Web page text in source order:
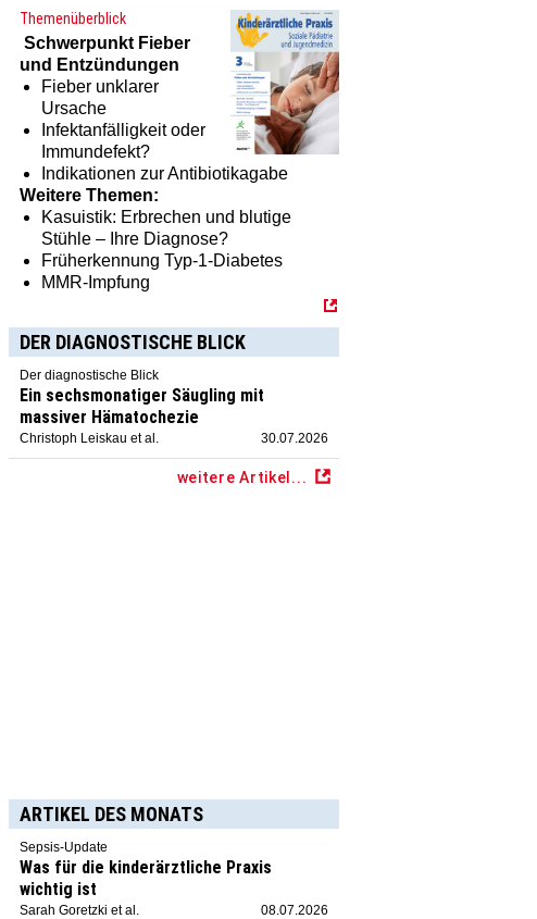
Themenüberblick
Schwerpunkt Fieber
und Entzündungen
Fieber unklarer
Ursache
Infektanfälligkeit oder
Immundefekt?
Indikationen zur Antibiotikagabe
Weitere Themen:
Kasuistik: Erbrechen und blutige
Stühle – Ihre Diagnose?
Früherkennung Typ-1-Diabetes
MMR-Impfung
DER DIAGNOSTISCHE BLICK
Der diagnostische Blick
Ein sechsmonatiger Säugling mit
massiver Hämatochezie
Christoph Leiskau et al. 30.07.2026
weitere Artikel...
ARTIKEL DES MONATS
Sepsis-Update
Was für die kinderärztliche Praxis
wichtig ist
Sarah Goretzki et al. 08.07.2026